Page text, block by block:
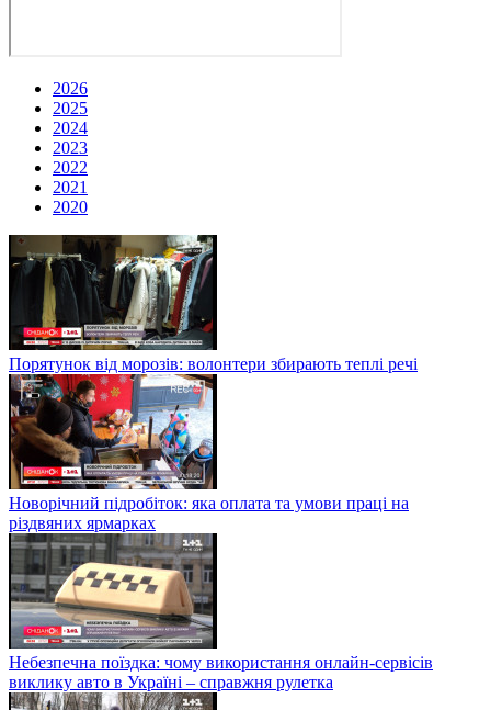
2026
2025
2024
2023
2022
2021
2020
Порятунок від морозів: волонтери збирають теплі речі
Новорічний підробіток: яка оплата та умови праці на
різдвяних ярмарках
Небезпечна поїздка: чому використання онлайн-сервісів
виклику авто в Україні – справжня рулетка